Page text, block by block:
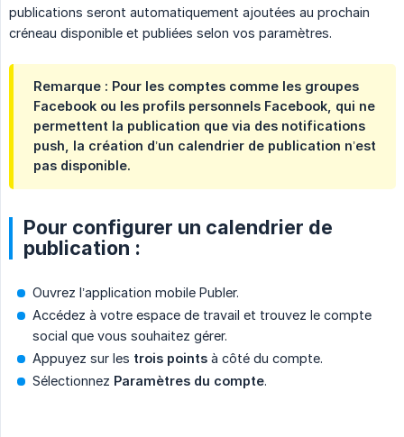
publications seront automatiquement ajoutées au prochain
créneau disponible et publiées selon vos paramètres.
Remarque : Pour les comptes comme les groupes
Facebook ou les profils personnels Facebook, qui ne
permettent la publication que via des notifications
push, la création d’un calendrier de publication n’est
pas disponible.
Pour configurer un calendrier de
publication :
Ouvrez l’application mobile Publer.
Accédez à votre espace de travail et trouvez le compte
social que vous souhaitez gérer.
Appuyez sur les trois points à côté du compte.
Sélectionnez Paramètres du compte.